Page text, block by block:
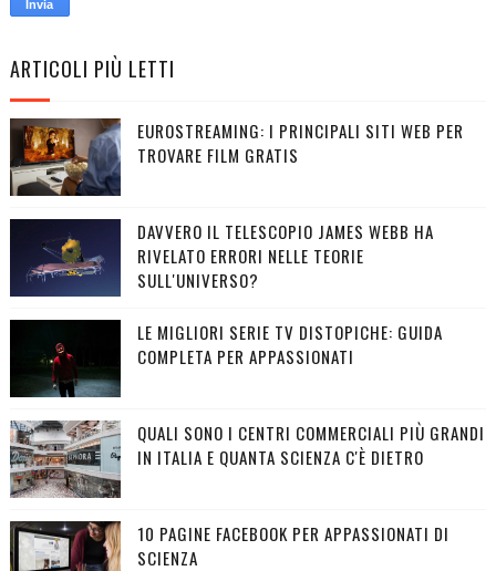
ARTICOLI PIÙ LETTI
EUROSTREAMING: I PRINCIPALI SITI WEB PER
TROVARE FILM GRATIS
DAVVERO IL TELESCOPIO JAMES WEBB HA
RIVELATO ERRORI NELLE TEORIE
SULL'UNIVERSO?
LE MIGLIORI SERIE TV DISTOPICHE: GUIDA
COMPLETA PER APPASSIONATI
QUALI SONO I CENTRI COMMERCIALI PIÙ GRANDI
IN ITALIA E QUANTA SCIENZA C'È DIETRO
10 PAGINE FACEBOOK PER APPASSIONATI DI
SCIENZA